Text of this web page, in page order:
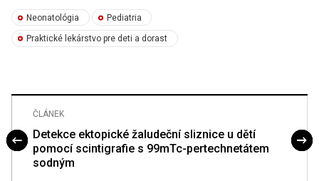
Neonatológia Pediatria
Praktické lekárstvo pre deti a dorast
ČLÁNEK
Detekce ektopické žaludeční sliznice u dětí
pomocí scintigrafie s 99mTc-pertechnetátem
sodným